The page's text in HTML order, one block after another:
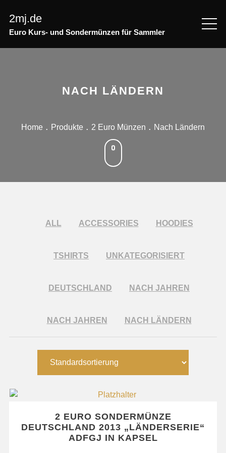
content
2mj.de
Euro Kurs- und Sondermünzen für Sammler
NACH LÄNDERN
Home Produkte 2 Euro Münzen Nach Ländern
ALL ACCESSORIES HOODIES
TSHIRTS UNKATEGORISIERT
DEUTSCHLAND NACH JAHREN
NACH JAHREN NACH LÄNDERN
2 EURO SONDERMÜNZE
DEUTSCHLAND 2013 „LÄNDERSERIE“
ADFGJ IN KAPSEL